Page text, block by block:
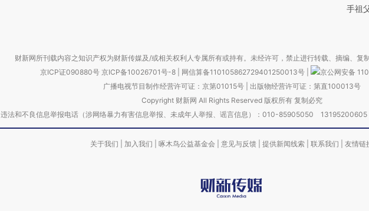
手祖
财新网所刊载内容之知识产权为财新传媒及/或相关权利人专属所有或持有。未经许可，禁止进行转载、摘编、复
京ICP证090880号 京ICP备10026701号-8 网信算备110105862729401250013号
京公网安备
广播电视节目制作经营许可证：京第01015号| 出版物经营许可证：第直100013号
Copyright 财新网 All Rights Reserved 版权所有 复制必究
违法和不良信息举报电话（涉网络暴力有害信息举报、未成年人举报、谣言信息）：010-85905050
关于我们 加入我们 啄木鸟公益基金会 意见与反馈 提供新闻线索 联系我们 友情链